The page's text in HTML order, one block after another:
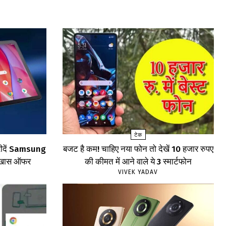
Samsung
ऑफर
टेक
बजट है कम! चाहिए नया फोन तो देखें 10 हजार रुपए
की कीमत में आने वाले ये 3 स्मार्टफोन
VIVEK YADAV